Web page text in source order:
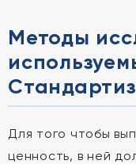
Методы
Для того чтобы
ценность, в ней